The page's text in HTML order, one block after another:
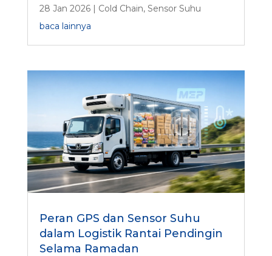
28 Jan 2026| Cold Chain, Sensor Suhu
baca lainnya
Peran GPS dan Sensor Suhu
dalam Logistik Rantai Pendingin
Selama Ramadan